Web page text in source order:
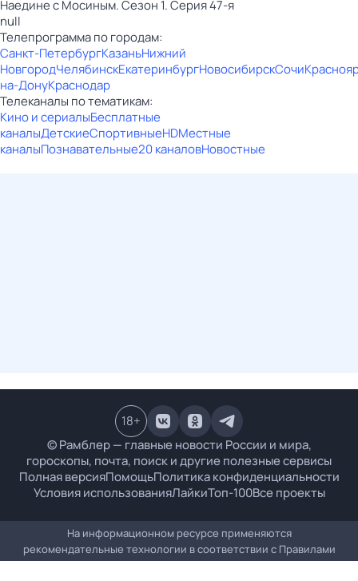
Наедине с Мосиным. Сезон 1. Серия 47-я
null
Телепрограмма по городам:
Санкт-ПетербургКазаньНижний
НовгородЧелябинскЕкатеринбургНовосибирскСочи
на-ДонуКраснодар
Телеканалы по тематикам:
Кино и сериалыБесплатные
каналыДетскиеСпортивныеHDМестные
каналыПознавательные20 каналовНовостные
© Рамблер — главные новости России и мира,
гороскопы, почта, поиск и другие полезные сервисы
Полная версияПомощьПолитика конфиденциальности
Условия использованияЛайкиТоп-100Все проекты
18+
На информационном ресурсе применяются
рекомендательные технологии в соответствии с Правилами